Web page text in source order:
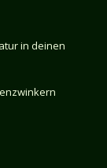
in deinen